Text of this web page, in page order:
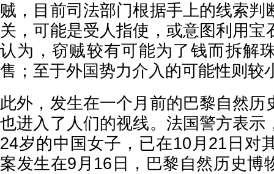
贼，目前司法部门根据手上的线索判
关，可能是受人指使，或意图利用宝
认为，窃贼较有可能为了钱而拆解
售；至于外国势力介入的可能性则较
此外，发生在一个月前的巴黎自然历
也进入了人们的视线。法国警方表示
24岁的中国女子，已在10月21日对
案发生在9月16日，巴黎自然历史博